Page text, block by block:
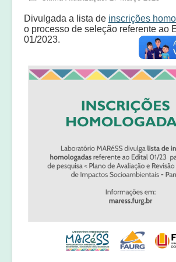
Laudos e pareceres
Divulgada a lista de inscrições
o processo de seleção referente ao
01/2023.